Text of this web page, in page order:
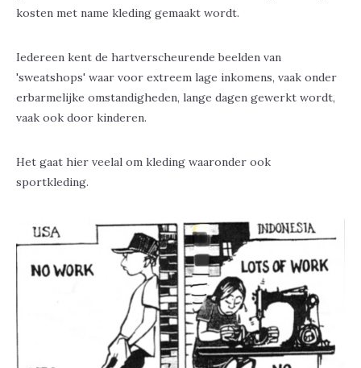
kosten met name kleding gemaakt wordt.
Iedereen kent de hartverscheurende beelden van
'sweatshops' waar voor extreem lage inkomens, vaak onder
erbarmelijke omstandigheden, lange dagen gewerkt wordt,
vaak ook door kinderen.
Het gaat hier veelal om kleding waaronder ook
sportkleding.